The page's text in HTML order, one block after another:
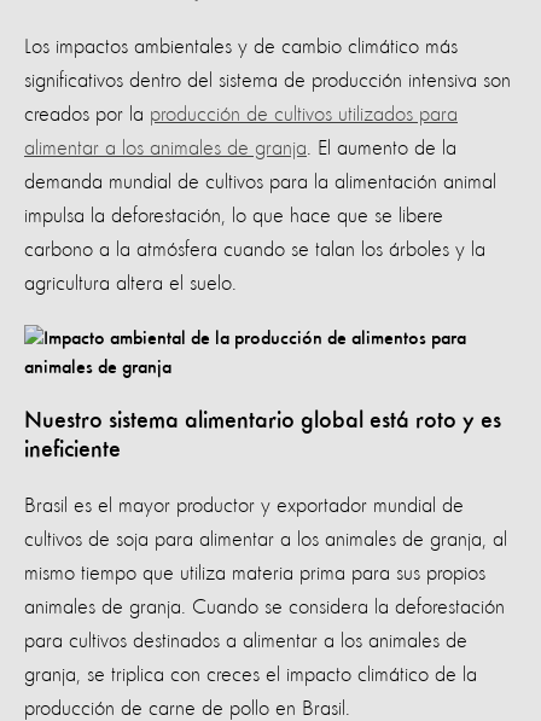
Los impactos ambientales y de cambio climático más
significativos dentro del sistema de producción intensiva son
creados por la producción de cultivos utilizados para
alimentar a los animales de granja . El aumento de la
demanda mundial de cultivos para la alimentación animal
impulsa la deforestación, lo que hace que se libere
carbono a la atmósfera cuando se talan los árboles y la
agricultura altera el suelo.
Nuestro sistema alimentario global está roto y es
ineficiente
Brasil es el mayor productor y exportador mundial de
cultivos de soja para alimentar a los animales de granja, al
mismo tiempo que utiliza materia prima para sus propios
animales de granja. Cuando se considera la deforestación
para cultivos destinados a alimentar a los animales de
granja, se triplica con creces el impacto climático de la
producción de carne de pollo en Brasil.